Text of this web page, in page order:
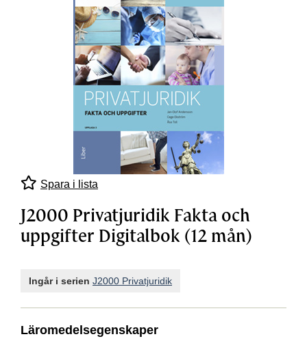
Spara i lista
J2000 Privatjuridik Fakta och
uppgifter Digitalbok (12 mån)
Ingår i serien J2000 Privatjuridik
Läromedelsegenskaper